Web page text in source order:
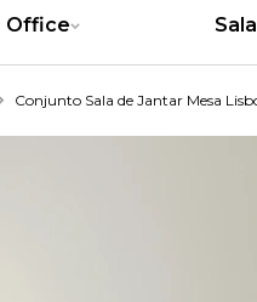
Office
Conjunto Sala de Jantar Mesa